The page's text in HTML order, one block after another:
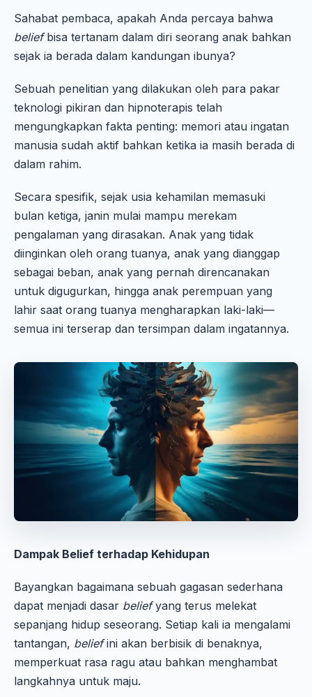
Sahabat pembaca, apakah Anda percaya bahwa
beliefbisa tertanam dalam diri seorang anak bahkan
sejak ia berada dalam kandungan ibunya?
Sebuah penelitian yang dilakukan oleh para pakar
teknologi pikiran dan hipnoterapis telah
mengungkapkan fakta penting: memori atau ingatan
manusia sudah aktif bahkan ketika ia masih berada di
dalam rahim.
Secara spesifik, sejak usia kehamilan memasuki
bulan ketiga, janin mulai mampu merekam
pengalaman yang dirasakan. Anak yang tidak
diinginkan oleh orang tuanya, anak yang dianggap
sebagai beban, anak yang pernah direncanakan
untuk digugurkan, hingga anak perempuan yang
lahir saat orang tuanya mengharapkan laki-laki—
semua ini terserap dan tersimpan dalam ingatannya.
Dampak Belief terhadap Kehidupan
Bayangkan bagaimana sebuah gagasan sederhana
dapat menjadi dasar beliefyang terus melekat
sepanjang hidup seseorang. Setiap kali ia mengalami
tantangan, beliefini akan berbisik di benaknya,
memperkuat rasa ragu atau bahkan menghambat
langkahnya untuk maju.